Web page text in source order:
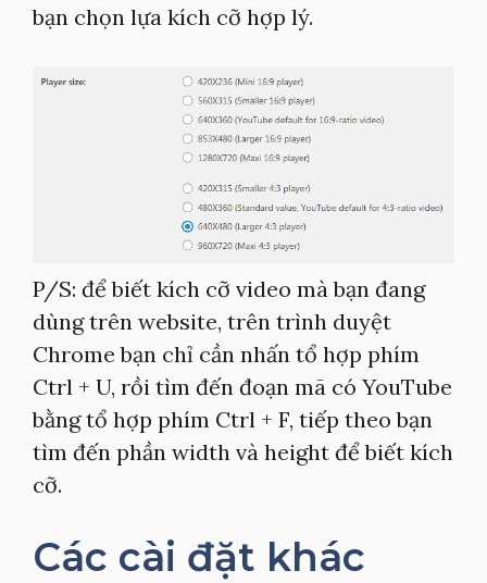
bạn chọn lựa kích cỡ hợp lý.
P/S: để biết kích cỡ video mà bạn đang
dùng trên website, trên trình duyệt
Chrome bạn chỉ cần nhấn tổ hợp phím
Ctrl + U, rồi tìm đến đoạn mã có YouTube
bằng tổ hợp phím Ctrl + F, tiếp theo bạn
tìm đến phần width và height để biết kích
cỡ.
Các cài đặt khác